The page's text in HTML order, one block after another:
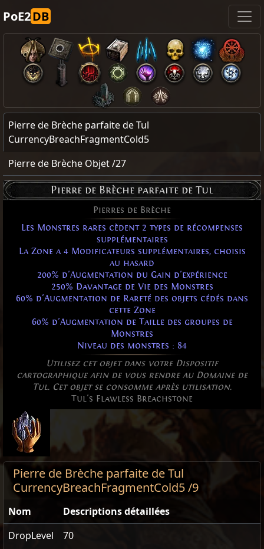
PoE2DB
Pierre de Brèche parfaite de Tul
CurrencyBreachFragmentCold5
Pierre de Brèche Objet /27
Pierre de Brèche parfaite de Tul
Pierres de Brèche
Les Monstres rares cèdent 2 types de récompenses
supplémentaires
La Zone a 4 Modificateurs supplémentaires, choisis
au hasard
200% d'Augmentation du Gain d'expérience
250% Davantage de Vie des Monstres
60% d'Augmentation de Rareté des objets cédés dans
cette Zone
60% d'Augmentation de Taille des groupes de
Monstres
Niveau des monstres : 84
Utilisez cet objet dans votre Dispositif
cartographique afin de vous rendre au Domaine de
Tul. Cet objet se consomme après utilisation.
Tul's Flawless Breachstone
Pierre de Brèche parfaite de Tul
CurrencyBreachFragmentCold5 /9
Nom
Descriptions détaillées
DropLevel
70